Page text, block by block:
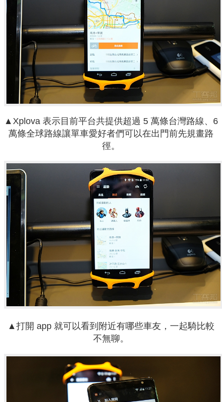
▲Xplova 表示目前平台共提供超過 5 萬條台灣路線、6
萬條全球路線讓單車愛好者們可以在出門前先規畫路
徑。
▲打開 app 就可以看到附近有哪些車友，一起騎比較
不無聊。